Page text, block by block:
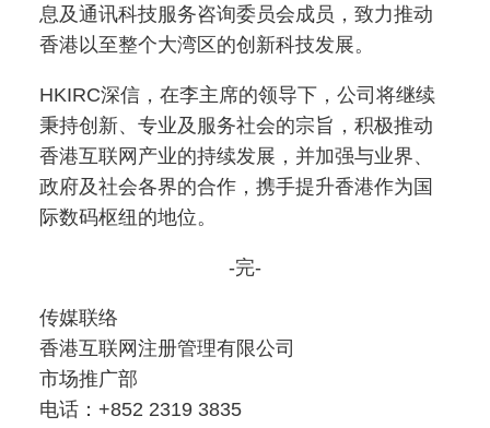
息及通讯科技服务咨询委员会成员，致力推动
香港以至整个大湾区的创新科技发展。
HKIRC深信，在李主席的领导下，公司将继续
秉持创新、专业及服务社会的宗旨，积极推动
香港互联网产业的持续发展，并加强与业界、
政府及社会各界的合作，携手提升香港作为国
际数码枢纽的地位。
-完-
传媒联络
香港互联网注册管理有限公司
市场推广部
电话：+852 2319 3835